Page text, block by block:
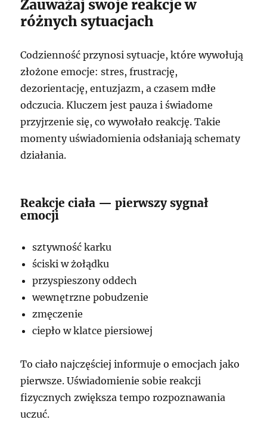
Zauważaj swoje reakcje w
różnych sytuacjach
Codzienność przynosi sytuacje, które wywołują
złożone emocje: stres, frustrację,
dezorientację, entuzjazm, a czasem mdłe
odczucia. Kluczem jest pauza i świadome
przyjrzenie się, co wywołało reakcję. Takie
momenty uświadomienia odsłaniają schematy
działania.
Reakcje ciała — pierwszy sygnał
emocji
sztywność karku
ściski w żołądku
przyspieszony oddech
wewnętrzne pobudzenie
zmęczenie
ciepło w klatce piersiowej
To ciało najczęściej informuje o emocjach jako
pierwsze. Uświadomienie sobie reakcji
fizycznych zwiększa tempo rozpoznawania
uczuć.